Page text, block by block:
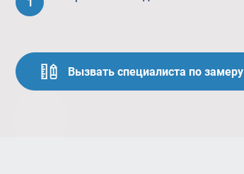
Вызвать специалиста по замеру